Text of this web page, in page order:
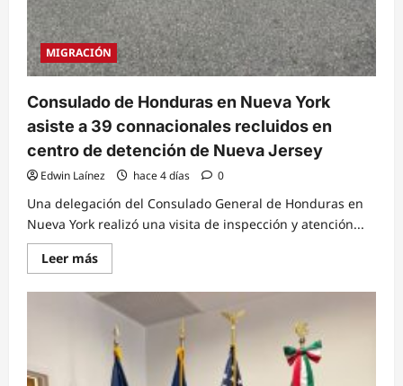
MIGRACIÓN
Consulado de Honduras en Nueva York
asiste a 39 connacionales recluidos en
centro de detención de Nueva Jersey
Edwin Laínez hace 4 días 0
Una delegación del Consulado General de Honduras en
Nueva York realizó una visita de inspección y atención...
Leer másRead
more
Consulado
de
Honduras
Nueva
York
asiste